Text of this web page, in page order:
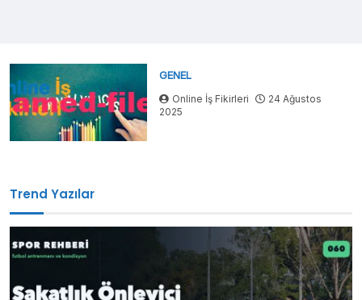
GENEL
Online İş Fikirleri
24 Ağustos
2025
Trend Yazılar